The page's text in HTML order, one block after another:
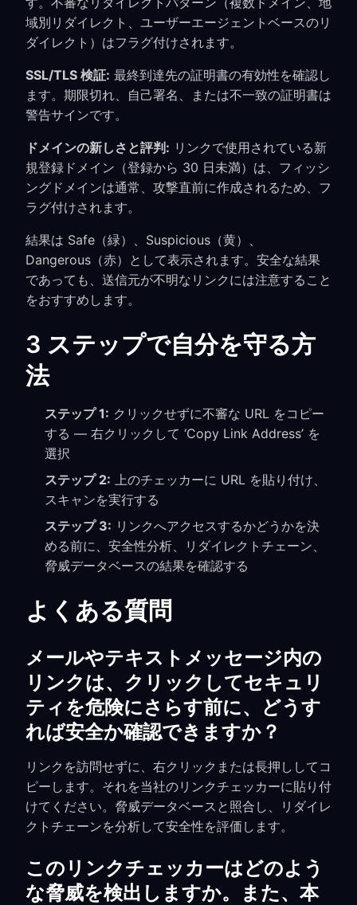
域別リダイレクト、ユーザーエージェントベースのリ
ダイレクト）はフラグ付けされます。
SSL/TLS 検証: 最終到達先の証明書の有効性を確認し
ます。期限切れ、自己署名、または不一致の証明書は
警告サインです。
ドメインの新しさと評判: リンクで使用されている新
規登録ドメイン（登録から 30 日未満）は、フィッシ
ングドメインは通常、攻撃直前に作成されるため、フ
ラグ付けされます。
結果は Safe（緑）、Suspicious（黄）、
Dangerous（赤）として表示されます。安全な結果
であっても、送信元が不明なリンクには注意すること
をおすすめします。
3 ステップで自分を守る方
法
ステップ 1: クリックせずに不審な URL をコピー
する — 右クリックして ‘Copy Link Address’ を
選択
ステップ 2: 上のチェッカーに URL を貼り付け、
スキャンを実行する
ステップ 3: リンクへアクセスするかどうかを決
める前に、安全性分析、リダイレクトチェーン、
脅威データベースの結果を確認する
よくある質問
メールやテキストメッセージ内の
リンクは、クリックしてセキュリ
ティを危険にさらす前に、どうす
れば安全か確認できますか？
リンクを訪問せずに、右クリックまたは長押ししてコ
ピーします。それを当社のリンクチェッカーに貼り付
けてください。脅威データベースと照合し、リダイレ
クトチェーンを分析して安全性を評価します。
このリンクチェッカーはどのよう
な脅威を検出しますか。また、本